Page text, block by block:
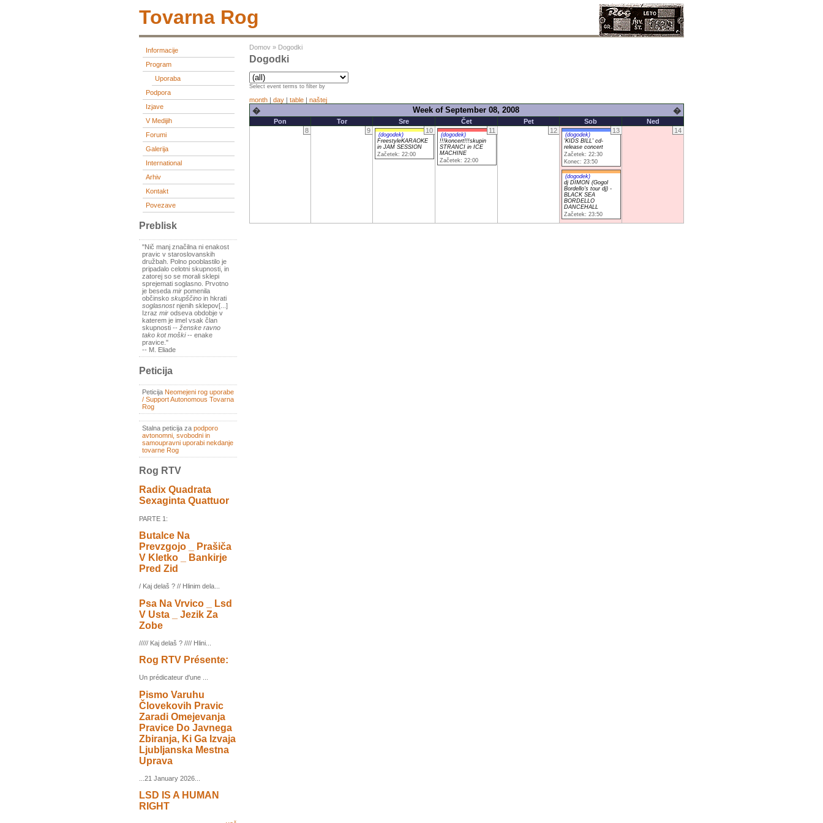
Tovarna Rog
Informacije
Program
Uporaba
Podpora
Izjave
V Medijih
Forumi
Galerija
International
Arhiv
Kontakt
Povezave
Preblisk
"Nič manj značilna ni enakost
pravic v staroslovanskih
družbah. Polno pooblastilo je
pripadalo celotni skupnosti, in
zatorej so se morali sklepi
sprejemati soglasno. Prvotno
je beseda mir pomenila
občinsko skupščino in hkrati
soglasnostnjenih sklepov[...]
Izraz mir odseva obdobje v
katerem je imel vsak član
skupnosti -- ženske ravno
tako kot moški-- enake
pravice."
-- M. Eliade
Peticija
Peticija Neomejeni rog uporabe
/ Support Autonomous Tovarna
Rog
Stalna peticija za podporo
avtonomni, svobodni in
samoupravni uporabi nekdanje
tovarne Rog
Rog RTV
Radix Quadrata
Sexaginta Quattuor
PARTE 1:
Butalce Na
Prevzgojo _ Prašiča
V Kletko _ Bankirje
Pred Zid
/ Kaj delaš ? // Hlinim dela...
Psa Na Vrvico _ Lsd
V Usta _ Jezik Za
Zobe
///// Kaj delaš ? //// Hlini...
Rog RTV Présente:
Un prédicateur d'une ...
Pismo Varuhu
Človekovih Pravic
Zaradi Omejevanja
Pravice Do Javnega
Zbiranja, Ki Ga Izvaja
Ljubljanska Mestna
Uprava
...21 January 2026...
LSD IS A HUMAN
RIGHT
Domov » Dogodki
Dogodki
Select event terms to filter by
month | day | table | naštej
� Week of September 08, 2008 �
Pon Tor Sre Čet Pet Sob
Ned
8
9 10
(dogodek)
FreestyleKARAOKE
in JAM SESSION
Začetek: 22:00
11
(dogodek)
!!!koncert!!!skupin
STRANCI in ICE
MACHINE
Začetek: 22:00
12 13
(dogodek)
'KIDS BILL' cd-
release concert
Začetek: 22:30
Konec: 23:50
(dogodek)
dj DIMON (Gogol
Bordello's tour dj) -
BLACK SEA
BORDELLO
DANCEHALL
Začetek: 23:50
14